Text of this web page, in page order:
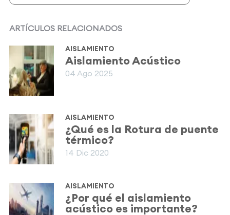
ARTÍCULOS RELACIONADOS
AISLAMIENTO
Aislamiento Acústico
04 Ago 2025
AISLAMIENTO
¿Qué es la Rotura de puente
térmico?
14 Dic 2020
AISLAMIENTO
¿Por qué el aislamiento
acústico es importante?